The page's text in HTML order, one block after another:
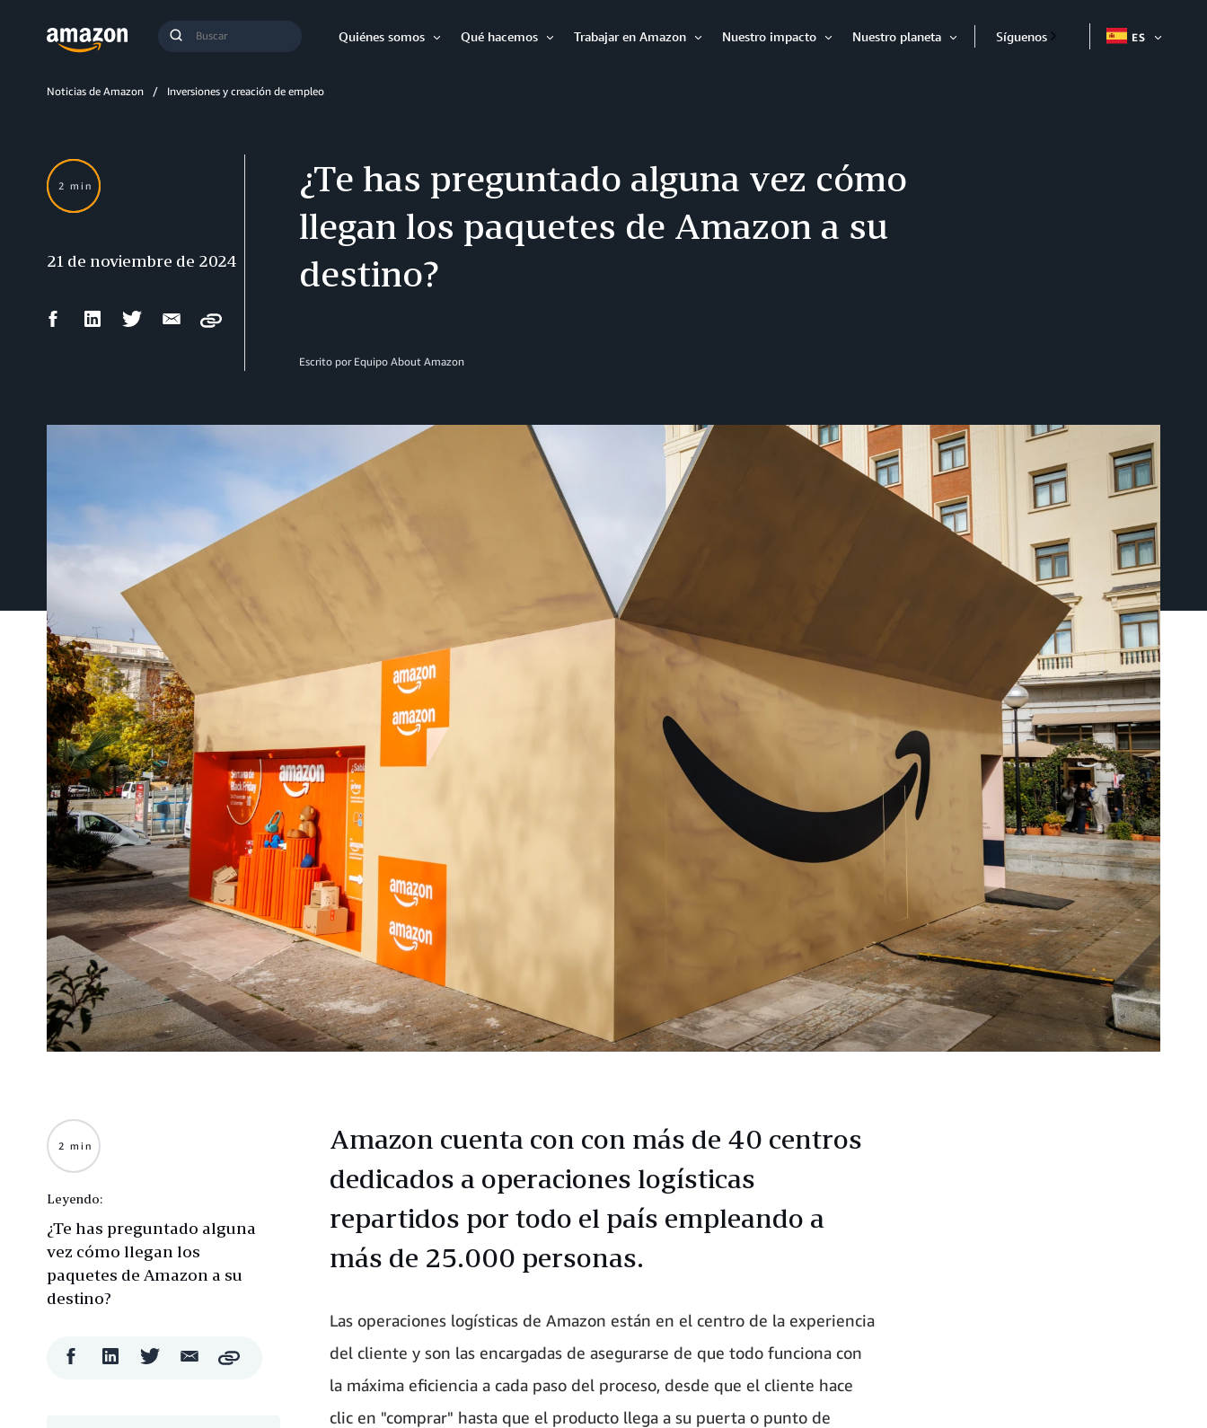
Enviar
Quiénes somos
Qué hacemos
Trabajar en Amazon
Nuestro impacto
Nuestro planeta
Expandir
Síguenos ES
Noticias de Amazon Inversiones y creación de empleo
¿Te has preguntado alguna vez cómo
llegan los paquetes de Amazon a su
destino?
Escrito por Equipo About Amazon
2 min
21 de noviembre de 2024
CompartirCompartirCompartirCompartir
electrónico
Copy
Amazon cuenta con con más de 40 centros
dedicados a operaciones logísticas
repartidos por todo el país empleando a
más de 25.000 personas.
Las operaciones logísticas de Amazon están en el centro de la experiencia
del cliente y son las encargadas de asegurarse de que todo funciona con
la máxima eficiencia a cada paso del proceso, desde que el cliente hace
clic en "comprar" hasta que el producto llega a su puerta o punto de
2 min
Leyendo:
¿Te has preguntado alguna
vez cómo llegan los
paquetes de Amazon a su
destino?
CompartirCompartirCompartirCompartir
Copy